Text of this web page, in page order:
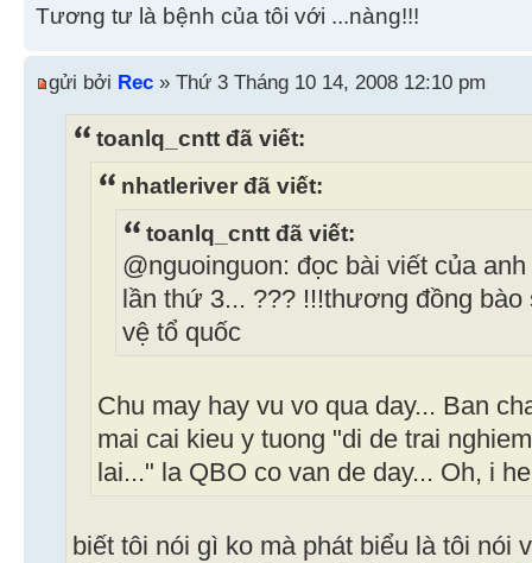
Tương tư là bệnh của tôi với ...nàng!!!
gửi bởi Rec » Thứ 3 Tháng 10 14, 2008 12:10 pm
toanlq_cntt đã viết:
nhatleriver đã viết:
toanlq_cntt đã viết:
@nguoinguon: đọc bài viết của
lần thứ 3... ??? !!!thương đồng
vệ tổ quốc
Chu may hay vu vo qua day... Ban
mai cai kieu y tuong "di de trai
lai..." la QBO co van de day... Oh, i
biết tôi nói gì ko mà phát biểu là tôi nói